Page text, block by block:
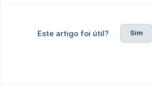
Este artigo foi útil? Sim